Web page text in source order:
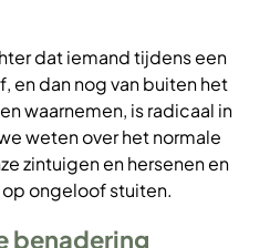
dat iemand tijdens een
en dan nog van buiten het
waarnemen, is radicaal in
weten over het normale
zintuigen en hersenen en
ongeloof stuiten.
benadering